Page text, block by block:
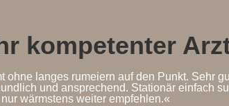
kompetenter
ohne langes rumeiern auf den Punkt. Sehr
und ansprechend. Stationär einfach
wärmstens weiter empfehlen.«